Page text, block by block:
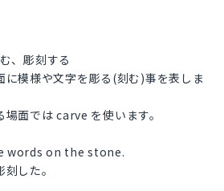
、彫刻する
に模様や文字を彫る(刻む)事を表しま
面では carve を使います。
words on the stone.
した。